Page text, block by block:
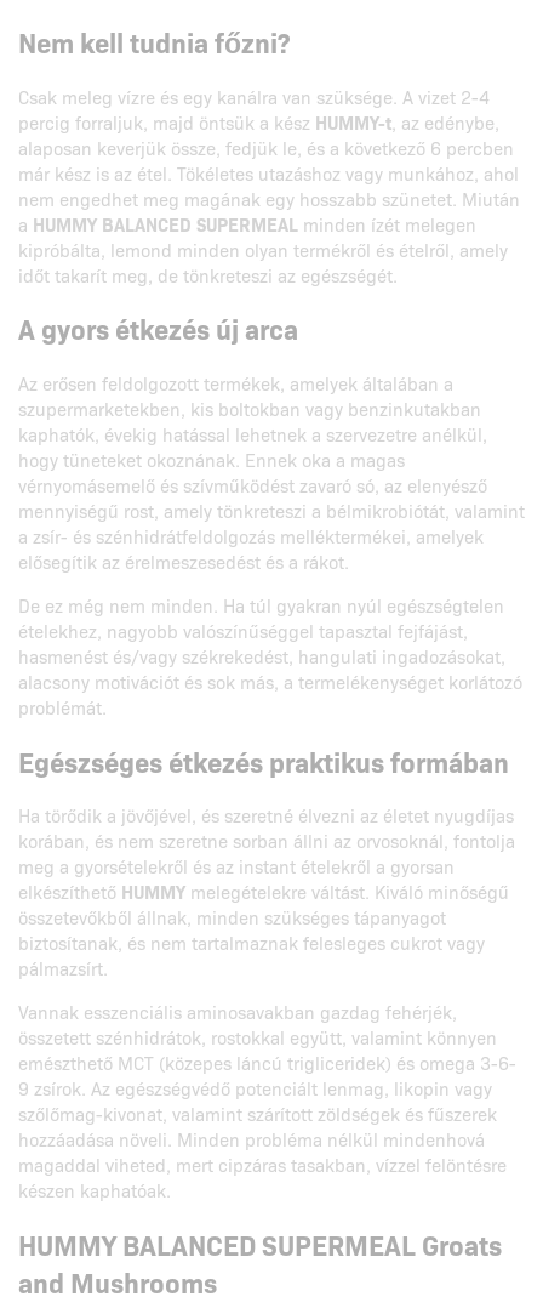
Nem kell tudnia főzni?
Csak meleg vízre és egy kanálra van szüksége. A vizet 2-4
percig forraljuk, majd öntsük a kész HUMMY-t , az edénybe,
alaposan keverjük össze, fedjük le, és a következő 6 percben
már kész is az étel. Tökéletes utazáshoz vagy munkához, ahol
nem engedhet meg magának egy hosszabb szünetet. Miután
a HUMMY BALANCED SUPERMEAL minden ízét melegen
kipróbálta, lemond minden olyan termékről és ételről, amely
időt takarít meg, de tönkreteszi az egészségét.
A gyors étkezés új arca
Az erősen feldolgozott termékek, amelyek általában a
szupermarketekben, kis boltokban vagy benzinkutakban
kaphatók, évekig hatással lehetnek a szervezetre anélkül,
hogy tüneteket okoznának. Ennek oka a magas
vérnyomásemelő és szívműködést zavaró só, az elenyésző
mennyiségű rost, amely tönkreteszi a bélmikrobiótát, valamint
a zsír- és szénhidrátfeldolgozás melléktermékei, amelyek
elősegítik az érelmeszesedést és a rákot.
De ez még nem minden. Ha túl gyakran nyúl egészségtelen
ételekhez, nagyobb valószínűséggel tapasztal fejfájást,
hasmenést és/vagy székrekedést, hangulati ingadozásokat,
alacsony motivációt és sok más, a termelékenységet korlátozó
problémát.
Egészséges étkezés praktikus formában
Ha törődik a jövőjével, és szeretné élvezni az életet nyugdíjas
korában, és nem szeretne sorban állni az orvosoknál, fontolja
meg a gyorsételekről és az instant ételekről a gyorsan
elkészíthető HUMMY melegételekre váltást. Kiváló minőségű
összetevőkből állnak, minden szükséges tápanyagot
biztosítanak, és nem tartalmaznak felesleges cukrot vagy
pálmazsírt.
Vannak esszenciális aminosavakban gazdag fehérjék,
összetett szénhidrátok, rostokkal együtt, valamint könnyen
emészthető MCT (közepes láncú trigliceridek) és omega 3-6-
9 zsírok. Az egészségvédő potenciált lenmag, likopin vagy
szőlőmag-kivonat, valamint szárított zöldségek és fűszerek
hozzáadása növeli. Minden probléma nélkül mindenhová
magaddal viheted, mert cipzáras tasakban, vízzel felöntésre
készen kaphatóak.
HUMMY BALANCED SUPERMEAL Groats
and Mushrooms